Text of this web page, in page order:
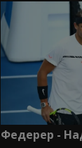
Федерер -